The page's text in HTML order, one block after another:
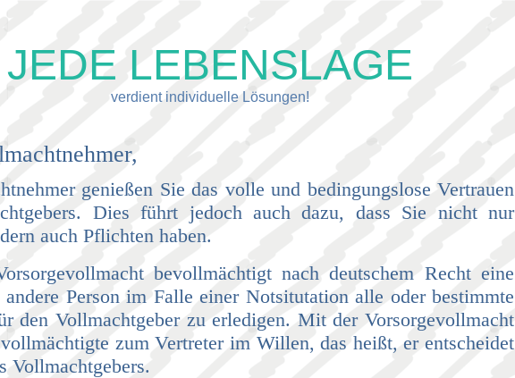
JEDE LEBENSLAGE
verdient individuelle Lösungen!
genießen Sie das volle und bedingungslose Vertrauen
Dies führt jedoch auch dazu, dass Sie nicht nur
auch Pflichten haben.
bevollmächtigt nach deutschem Recht eine
andere Person im Falle einer Notsitutation alle oder bestimmte
den Vollmachtgeber zu erledigen. Mit der Vorsorgevollmacht
zum Vertreter im Willen, das heißt, er entscheidet
Vollmachtgebers.